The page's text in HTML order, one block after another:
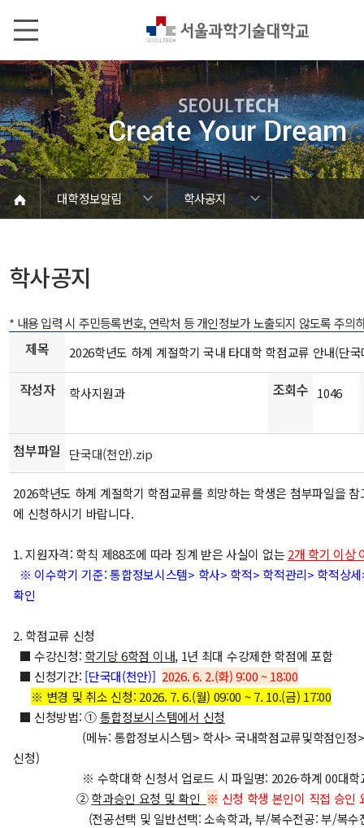
대학정보알림
학사공지
대학정보알림
정보공개
정보서비스안내
온라인민원센터
청렴행정
갑질신고센터
유실물 센터
SEOULTECH광장
대학공지사항
학사공지
장학공지
대학원공지
취업공지
대학입찰
채용정보
공모/외부행사
등록금심의위원회
코로나바이러스19 대응안내
재정위원회
학사공지
* 내용 입력 시 주민등록번호, 연락처 등 개인정보가 노출되지 않도록 주의
제목 2026학년도 하계 계절학기 국내 타대학 학점교류 안내(단
작성자 학사지원과 조회수 1046
첨부파일 단국대(천안).zip
2026학년도 하계 계절학기 학점교류를 희망하는 학생은 첨부파일을
에 신청하시기 바랍니다.
1. 지원자격: 학칙 제88조에 따라 징계 받은 사실이 없는 2개 학기 이상
※ 이수학기 기준: 통합정보시스템> 학사> 학적> 학적관리> 학적상세
확인
2. 학점교류 신청
■ 수강신청: 학기당6학점 이내, 1년 최대 수강제한 학점에 포함
■ 신청기간: [단국대(천안)] 2026. 6. 2.(화) 9:00 ~18:00
※ 변경 및 취소 신청: 2026. 7. 6.(월) 09:00 ~ 7. 10.(금) 17:00
■ 신청방법: ①통합정보시스템에서 신청
(메뉴: 통합정보시스템> 학사> 국내학점교류및학점인정>
신청)
※ 수학대학 신청서 업로드 시파일명: 2026-하계 00대학
②학과승인 요청 및 확인 ※ 신청 학생 본인이 직접 승인
(전공선택 및 일반선택: 소속학과, 부/복수전공: 부/복수